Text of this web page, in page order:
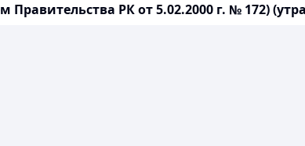
Правительства РК от 5.02.2000 г. № 172)